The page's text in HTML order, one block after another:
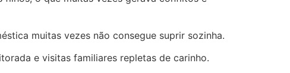
muitas vezes não consegue suprir sozinha.
e visitas familiares repletas de carinho.